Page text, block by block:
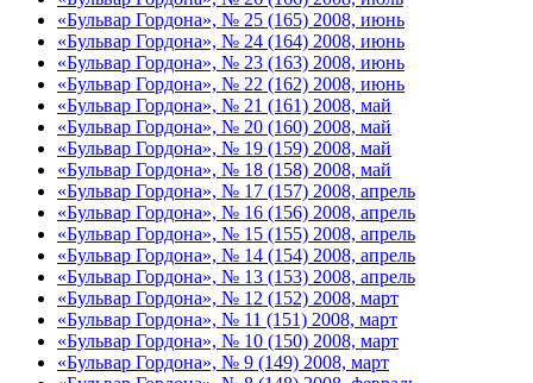
«Бульвар Гордона», № 25 (165) 2008, июнь
«Бульвар Гордона», № 24 (164) 2008, июнь
«Бульвар Гордона», № 23 (163) 2008, июнь
«Бульвар Гордона», № 22 (162) 2008, июнь
«Бульвар Гордона», № 21 (161) 2008, май
«Бульвар Гордона», № 20 (160) 2008, май
«Бульвар Гордона», № 19 (159) 2008, май
«Бульвар Гордона», № 18 (158) 2008, май
«Бульвар Гордона», № 17 (157) 2008, апрель
«Бульвар Гордона», № 16 (156) 2008, апрель
«Бульвар Гордона», № 15 (155) 2008, апрель
«Бульвар Гордона», № 14 (154) 2008, апрель
«Бульвар Гордона», № 13 (153) 2008, апрель
«Бульвар Гордона», № 12 (152) 2008, март
«Бульвар Гордона», № 11 (151) 2008, март
«Бульвар Гордона», № 10 (150) 2008, март
«Бульвар Гордона», № 9 (149) 2008, март